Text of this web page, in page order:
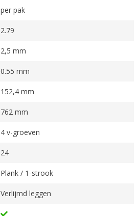
per pak
2.79
2,5 mm
0.55 mm
152,4 mm
762 mm
4 v-groeven
24
Plank / 1-strook
Verlijmd leggen